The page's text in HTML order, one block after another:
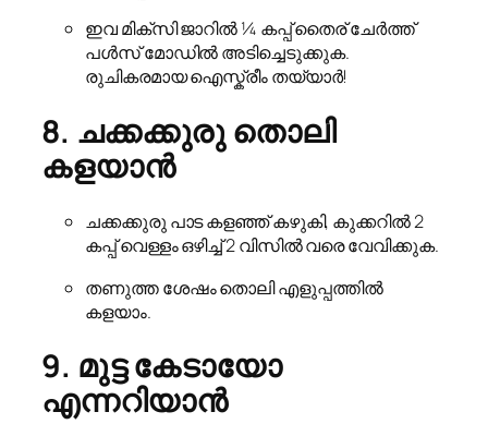
ഇവ മിക്സി ജാറിൽ ¼ കപ്പ് തൈര് ചേർത്ത്
പൾസ് മോഡിൽ അടിച്ചെടുക്കുക.
രുചികരമായ ഐസ്ക്രീം തയ്യാർ!
8. ചക്കക്കുരു തൊലി
കളയാൻ
ചക്കക്കുരു പാട കളഞ്ഞ് കഴുകി, കുക്കറിൽ 2
കപ്പ് വെള്ളം ഒഴിച്ച് 2 വിസിൽ വരെ വേവിക്കുക.
തണുത്ത ശേഷം തൊലി എളുപ്പത്തിൽ
കളയാം.
9. മുട്ട കേടായോ
എന്നറിയാൻ